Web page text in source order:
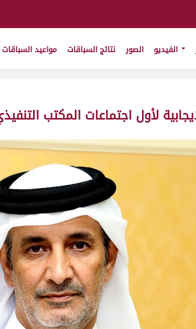
الصور نتائج السباقات مواعيد السباقات
لأول اجتماعات المكتب